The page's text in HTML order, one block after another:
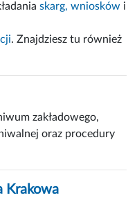
skarg, wniosków i
. Znajdziesz tu również
zakładowego,
oraz procedury
Krakowa